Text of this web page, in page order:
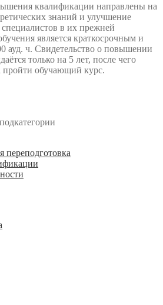
квалификации направлены на
знаний и улучшение
в их прежней
является краткосрочным и
ауд. ч. Свидетельство о повышении
только на 5 лет, после чего
пройти обучающий курс.
переподготовка